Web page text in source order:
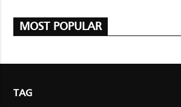
MOST POPULAR
TAG